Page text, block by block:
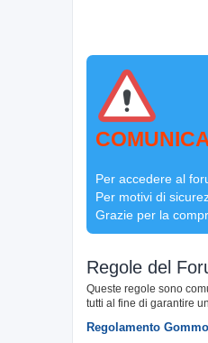
Per accedere al
Per motivi di
Grazie per la
Regole del
Queste regole sono
tutti al fine di garantire
Regolamento